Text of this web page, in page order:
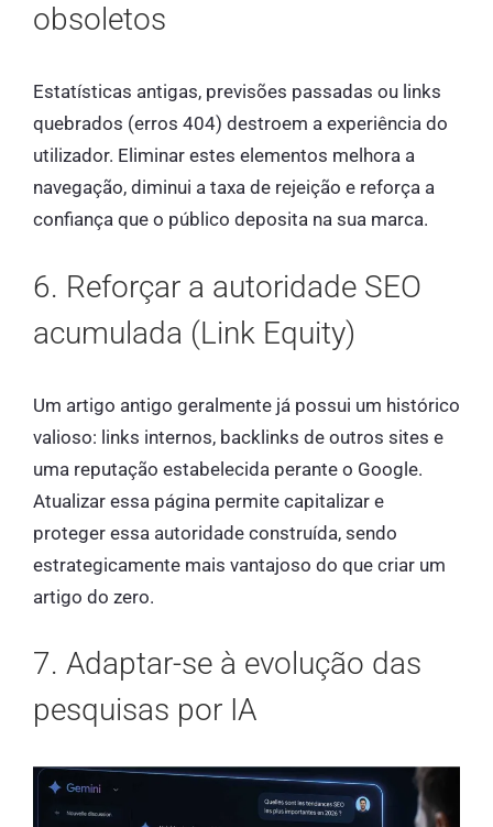
obsoletos
Estatísticas antigas, previsões passadas ou links
quebrados (erros 404) destroem a experiência do
utilizador. Eliminar estes elementos melhora a
navegação, diminui a taxa de rejeição e reforça a
confiança que o público deposita na sua marca.
6. Reforçar a autoridade SEO
acumulada (Link Equity)
Um artigo antigo geralmente já possui um histórico
valioso: links internos, backlinks de outros sites e
uma reputação estabelecida perante o Google.
Atualizar essa página permite capitalizar e
proteger essa autoridade construída, sendo
estrategicamente mais vantajoso do que criar um
artigo do zero.
7. Adaptar-se à evolução das
pesquisas por IA